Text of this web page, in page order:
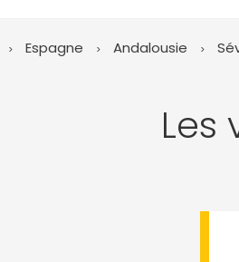
Espagne Andalousie
Les